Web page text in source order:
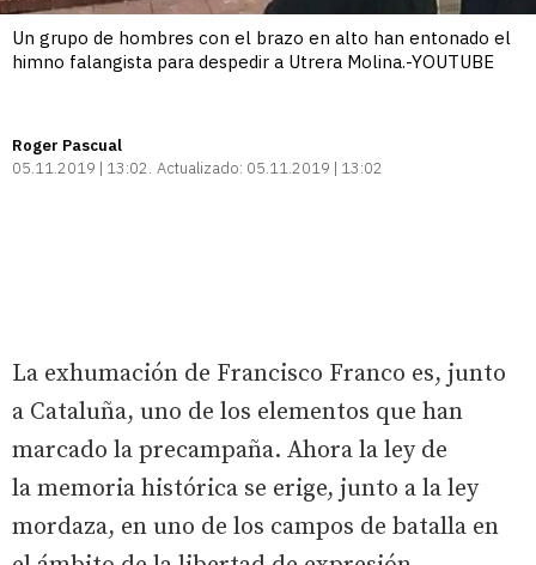
Un grupo de hombres con el brazo en alto han entonado el
himno falangista para despedir a Utrera Molina.-YOUTUBE
Roger Pascual
05.11.2019 | 13:02 Actualizado: 05.11.2019 | 13:02
La exhumación de Francisco Franco es, junto
a Cataluña, uno de los elementos que han
marcado la precampaña. Ahora la ley de
la memoria histórica se erige, junto a la ley
mordaza, en uno de los campos de batalla en